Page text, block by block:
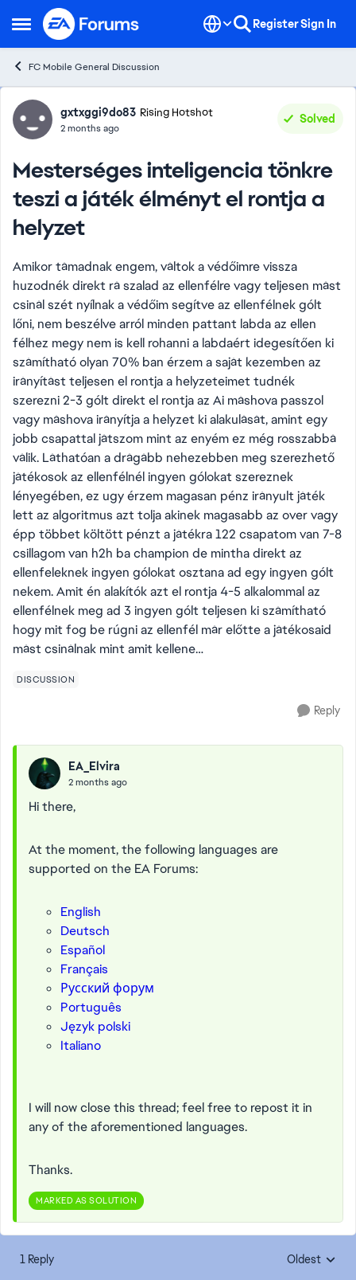
Open Side Menu
Skip to content RegisterSign In
FC Mobile General Discussion
Forum Discussion
gxtxggi9do83 Rising Hotshot
2 months ago
Solved
Mesterséges inteligencia tönkre
teszi a játék élményt el rontja a
helyzet
Amikor támadnak engem, váltok a védőimre vissza
huzodnék direkt rá szalad az ellenfélre vagy teljesen mást
csinál szét nyílnak a védőim segítve az ellenfélnek gólt
lőni, nem beszélve arról minden pattant labda az ellen
félhez megy nem is kell rohanni a labdaért idegesítően ki
számítható olyan 70% ban érzem a saját kezemben az
irányítást teljesen el rontja a helyzeteimet tudnék
szerezni 2-3 gólt direkt el rontja az Ai máshova passzol
vagy máshova irányítja a helyzet ki alakulását, amint egy
jobb csapattal játszom mint az enyém ez még rosszabbá
válik. Láthatóan a drágább nehezebben meg szerezhető
játékosok az ellenfélnél ingyen gólokat szereznek
lényegében, ez ugy érzem magasan pénz irányult játék
lett az algoritmus azt tolja akinek magasabb az over vagy
épp többet költött pénzt a játékra 122 csapatom van 7-8
csillagom van h2h ba champion de mintha direkt az
ellenfeleknek ingyen gólokat osztana ad egy ingyen gólt
nekem. Amit én alakítók azt el rontja 4-5 alkalommal az
ellenfélnek meg ad 3 ingyen gólt teljesen ki számítható
hogy mit fog be rúgni az ellenfél már előtte a játékosaid
mást csinálnak mint amit kellene…
DISCUSSION
Reply
EA_Elvira
2 months ago
Hi there,
At the moment, the following languages are
supported on the EA Forums:
English
Deutsch
Español
Français
Русский форум
Português
Język polski
Italiano
I will now close this thread; feel free to repost it in
any of the aforementioned languages.
Thanks.
MARKED AS SOLUTION
1 Reply Replies
Oldest